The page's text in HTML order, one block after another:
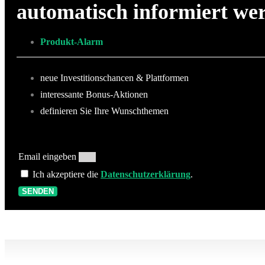
automatisch informiert
Produkt-Alarm
neue Investitionschancen & Plattformen
interessante Bonus-Aktionen
definieren Sie Ihre Wunschthemen
Email eingeben
Ich akzeptiere die Datenschutzerklärung.
SENDEN